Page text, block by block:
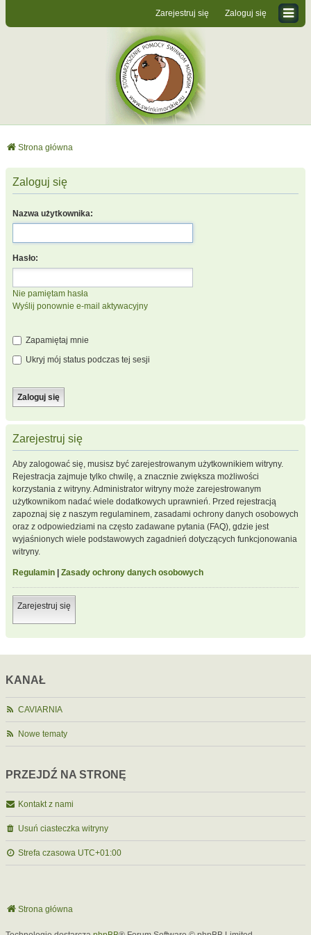
Zaloguj się
Zarejestruj się
Strona główna
Zaloguj się
Nazwa użytkownika:
Hasło:
Nie pamiętam hasła
Wyślij ponownie e-mail aktywacyjny
Zapamiętaj mnie
Ukryj mój status podczas tej sesji
Zarejestruj się
Aby zalogować się, musisz być zarejestrowanym użytkownikiem witryny.
Rejestracja zajmuje tylko chwilę, a znacznie zwiększa możliwości
korzystania z witryny. Administrator witryny może zarejestrowanym
użytkownikom nadać wiele dodatkowych uprawnień. Przed rejestracją
zapoznaj się z naszym regulaminem, zasadami ochrony danych osobowych
oraz z odpowiedziami na często zadawane pytania (FAQ), gdzie jest
wyjaśnionych wiele podstawowych zagadnień dotyczących funkcjonowania
witryny.
Regulamin Zasady ochrony danych osobowych
Zarejestruj się
KANAŁ
CAVIARNIA
Nowe tematy
PRZEJDŹ NA STRONĘ
Kontakt z nami
Usuń ciasteczka witryny
Strefa czasowa UTC+01:00
Strona główna